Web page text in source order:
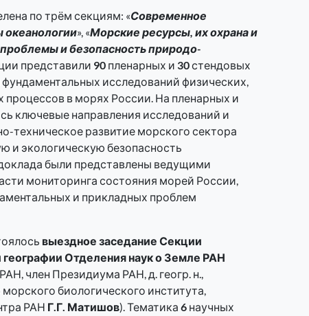
по трём секциям: «Современное
океанологии», «Морские ресурсы, их охрана и
и безопасность природо­
представили 90 пленарных и 30стендовых
исследований физических,
процессов в морях России. На пленарных и
ключевые направления исследований и
техническое развитие морского сектора
и экологическую безопасность
были представлены ведущими
мониторинга состояния морей России,
и прикладных проблем
выездное заседание Секции
Отделения наук о Земле РАН
член Президиума РАН, д. геогр. н.,
биологического института,
РАН Г.Г. Матишов). Тематика 6 научных